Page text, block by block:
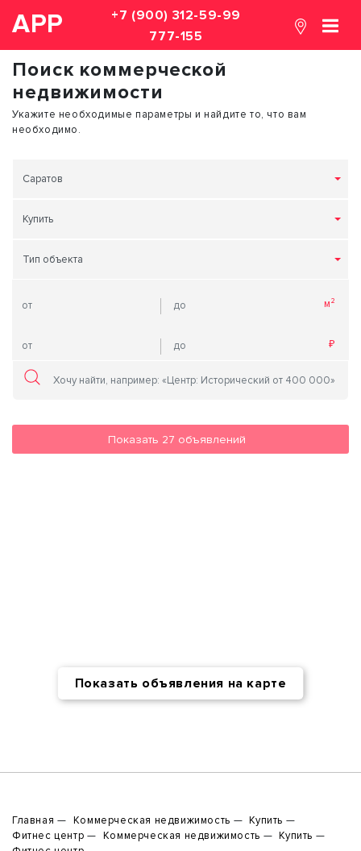
АРР
+7 (900) 312-59-99
777-155
Поиск коммерческой
недвижимости
Укажите необходимые параметры и найдите то, что вам
необходимо.
Саратов
Купить
Тип объекта
Показать 27 объявлений
Показать объявления на карте
Главная Коммерческая недвижимость
Купить
Фитнес центр
Коммерческая недвижимость
Купить